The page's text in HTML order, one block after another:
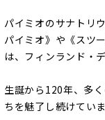
パイミオのサナトリ
パイミオ》や《スツ
は、フィンランド・
生誕から120年、多
ちを魅了し続けてい